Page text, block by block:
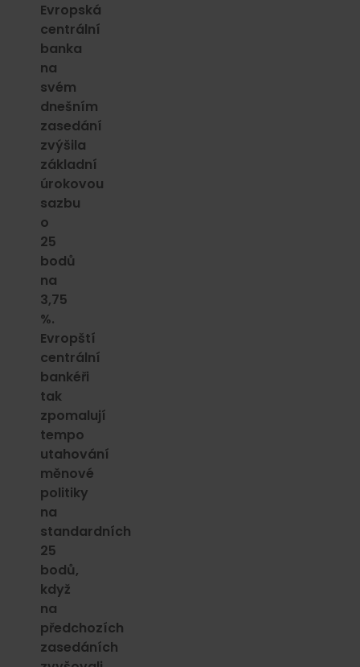
Evropská
centrální
banka
na
svém
dnešním
zasedání
zvýšila
základní
úrokovou
sazbu
o
25
bodů
na
3,75
%.
Evropští
centrální
bankéři
tak
zpomalují
tempo
utahování
měnové
politiky
na
standardních
25
bodů,
když
na
předchozích
zasedáních